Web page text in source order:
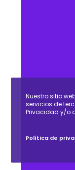
Nuestro sitio
servicios de
Privacidad y/o
Política de